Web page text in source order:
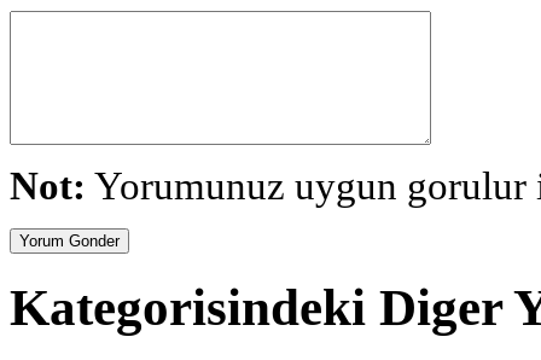
Not: Yorumunuz uygun
Kategorisindeki Diger